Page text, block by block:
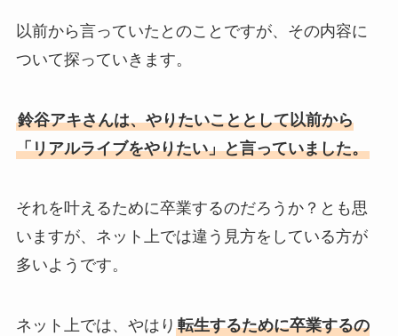
以前から言っていたとのことですが、その内容に
ついて探っていきます。
鈴谷アキさんは、やりたいこととして以前から
「リアルライブをやりたい」と言っていました。
それを叶えるために卒業するのだろうか？とも思
いますが、ネット上では違う見方をしている方が
多いようです。
ネット上では、やはり 転生するために卒業するの